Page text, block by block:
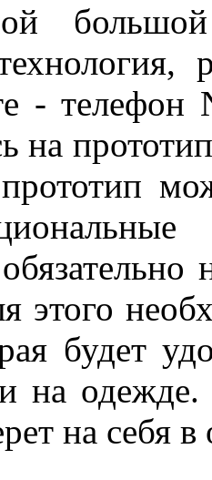
большой
-
на
этого
будет
на
на себя